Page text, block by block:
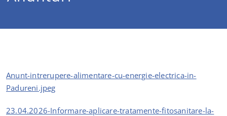
Anunt-intrerupere-alimentare-cu-energie-electrica-in-
Padureni.jpeg
23.04.2026-Informare-aplicare-tratamente-fitosanitare-la-